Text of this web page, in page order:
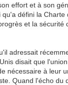
effort et à son
qu'a défini la Charte
et la sécurité
adressait
disait que
nécessaire à leur
Quand l'écho du